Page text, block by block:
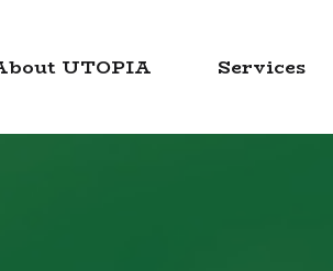
About UTOPIA Services